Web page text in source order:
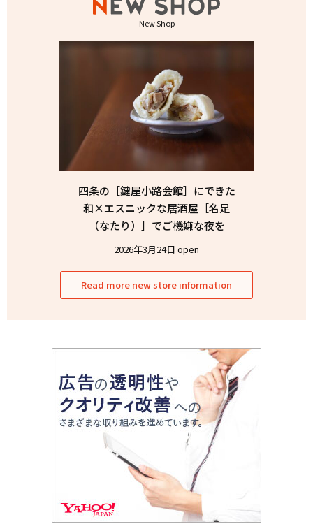
New Shop
四条の［鍵屋小路会館］にできた
和×エスニックな居酒屋［名足
（なたり）］でご機嫌な夜を
2026年3月24日 open
Read more new store information